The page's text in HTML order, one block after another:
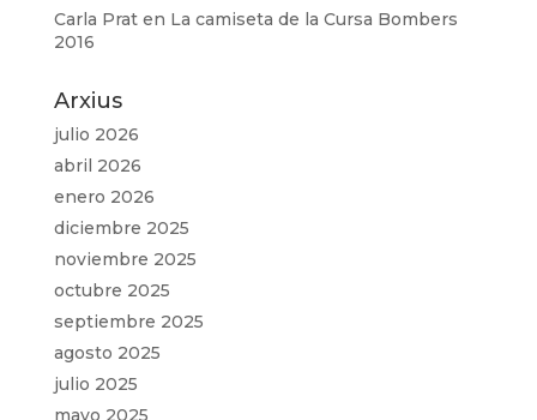
Carla Praten La camiseta de la Cursa Bombers
2016
Arxius
julio 2026
abril 2026
enero 2026
diciembre 2025
noviembre 2025
octubre 2025
septiembre 2025
agosto 2025
julio 2025
mayo 2025